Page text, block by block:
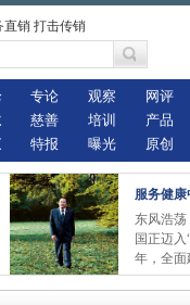
直销 打击传销
专论
慈善
特报
观察
培训
曝光
网评
产品
原创
服务健
东风浩荡
国正迈入
年，全面